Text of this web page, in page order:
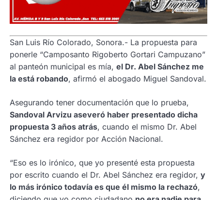
San Luis Río Colorado, Sonora.- La propuesta para
ponerle “Camposanto Rigoberto Gortari Campuzano”
al panteón municipal es mía, el Dr. Abel Sánchez me
la está robando, afirmó el abogado Miguel Sandoval.
Asegurando tener documentación que lo prueba,
Sandoval Arvizu aseveró haber presentado dicha
propuesta 3 años atrás, cuando el mismo Dr. Abel
Sánchez era regidor por Acción Nacional.
“Eso es lo irónico, que yo presenté esta propuesta
por escrito cuando el Dr. Abel Sánchez era regidor, y
lo más irónico todavía es que él mismo la rechazó,